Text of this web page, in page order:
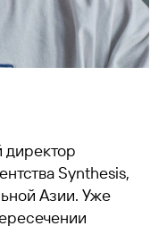
Synthesis,
Азии. Уже